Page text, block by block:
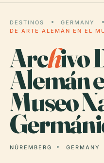
DESTINOS GERMANY
DE ARTE ALEMÁN EN EL
Archivo
Alemán
Museo
NÚREMBERG GERMANY